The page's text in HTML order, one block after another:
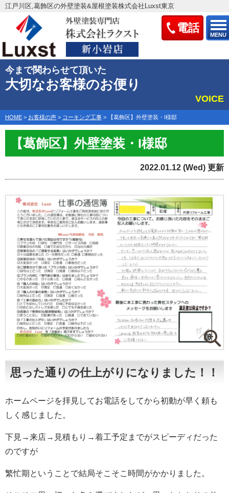
電話
MENU
江戸川区,葛飾区の外壁塗装&屋根塗装株式会社Luxst東京
今まで関わらせて頂いた
大切なお客様のお便り
VOICE
HOME > お客様の声 > コーキング工事 > 【葛飾区】外壁塗装・I様邸
【葛飾区】外壁塗装・I様邸
2022.01.12 (Wed) 更新
思った通りの仕上がりになりました！！
ホームページを拝見してお電話をしてから初動が早く頼も
しく感じました。
下見→来店→見積もり→着工予定までがスピーディだった
のですが
繁忙期ということで結局そこそこ時間がかかりました。